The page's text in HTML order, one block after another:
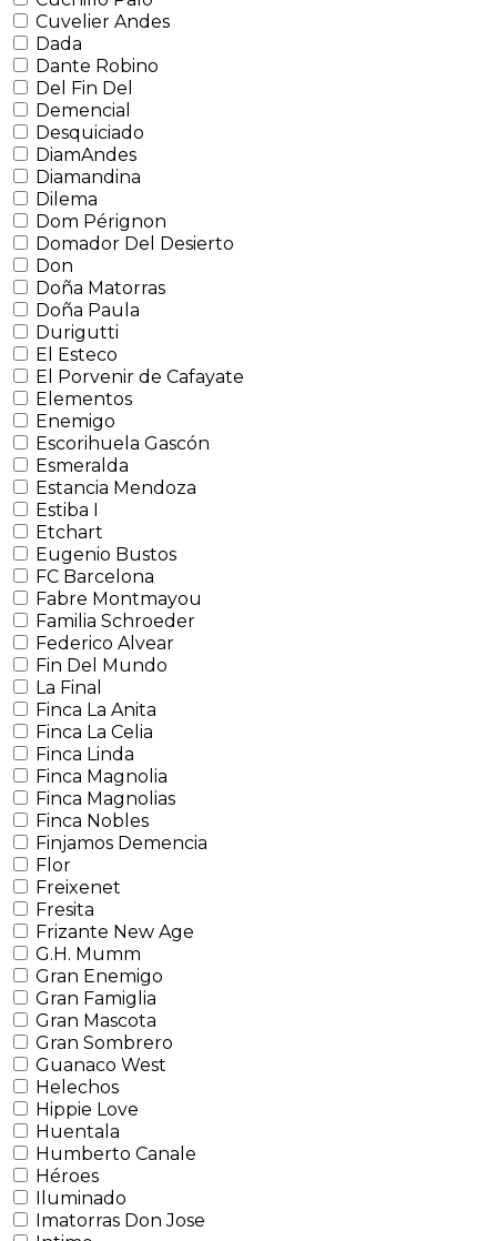
Cuvelier Andes
Dada
Dante Robino
Del Fin Del
Demencial
Desquiciado
DiamAndes
Diamandina
Dilema
Dom Pérignon
Domador Del Desierto
Don
Doña Matorras
Doña Paula
Durigutti
El Esteco
El Porvenir de Cafayate
Elementos
Enemigo
Escorihuela Gascón
Esmeralda
Estancia Mendoza
Estiba I
Etchart
Eugenio Bustos
FC Barcelona
Fabre Montmayou
Familia Schroeder
Federico Alvear
Fin Del Mundo
La Final
Finca La Anita
Finca La Celia
Finca Linda
Finca Magnolia
Finca Magnolias
Finca Nobles
Finjamos Demencia
Flor
Freixenet
Fresita
Frizante New Age
G.H. Mumm
Gran Enemigo
Gran Famiglia
Gran Mascota
Gran Sombrero
Guanaco West
Helechos
Hippie Love
Huentala
Humberto Canale
Héroes
Iluminado
Imatorras Don Jose